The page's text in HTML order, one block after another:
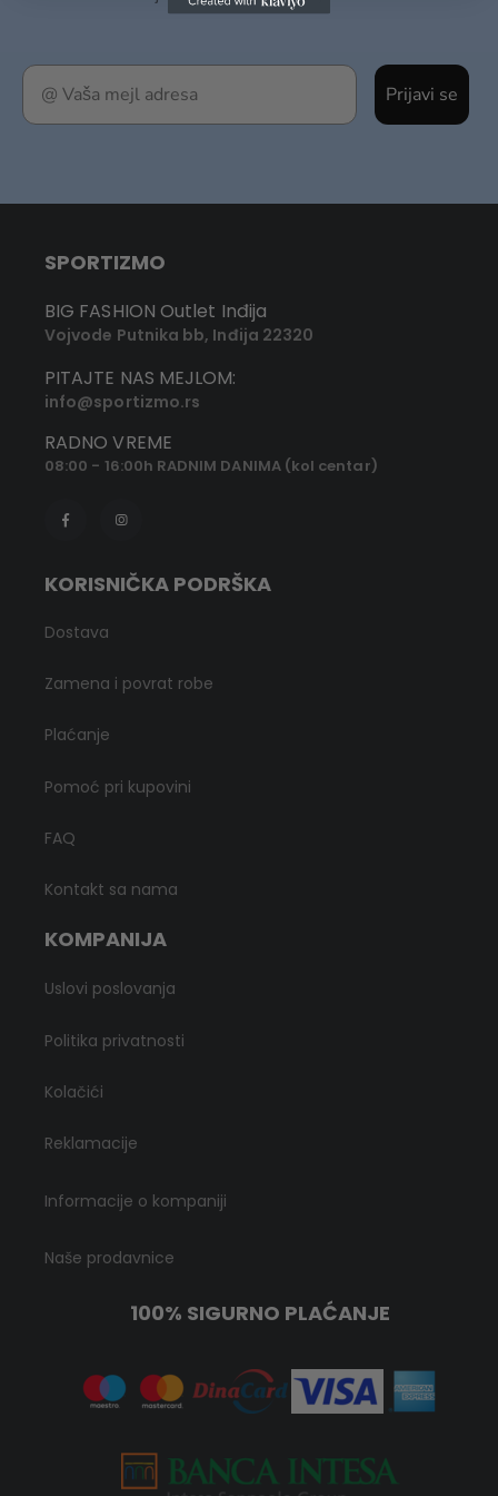
Prijavi se
SPORTIZMO
BIG FASHION Outlet Inđija
Vojvode Putnika bb, Inđija 22320
PITAJTE NAS MEJLOM:
info@sportizmo.rs
RADNO VREME
08:00 - 16:00h RADNIM DANIMA (kol centar)
KORISNIČKA PODRŠKA
Dostava
Zamena i povrat robe
Plaćanje
Pomoć pri kupovini
FAQ
Kontakt sa nama
KOMPANIJA
Uslovi poslovanja
Politika privatnosti
Kolačići
Reklamacije
Informacije o kompaniji
Naše prodavnice
100% SIGURNO PLAĆANJE